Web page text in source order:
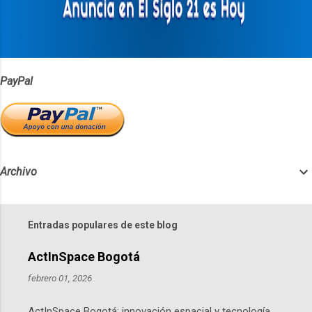
PayPal
Archivo
Entradas populares de este blog
ActInSpace Bogotá
febrero 01, 2026